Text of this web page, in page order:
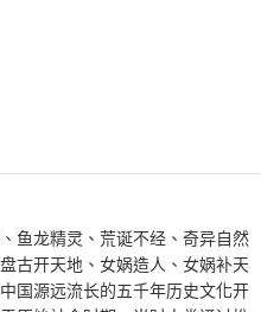
鱼龙精灵、荒诞不经、奇异自然
古开天地、女娲造人、女娲补天
国源远流长的五千年历史文化开